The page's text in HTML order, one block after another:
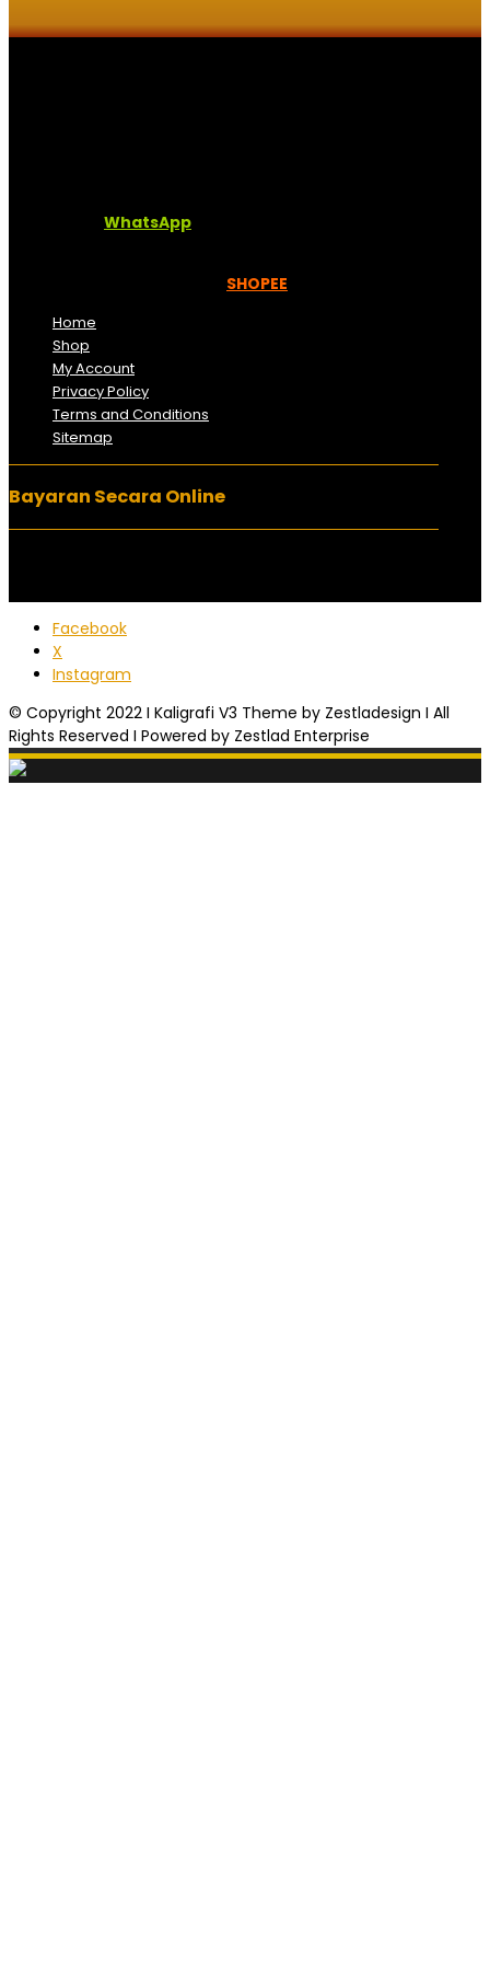
WhatsApp
SHOPEE
Home
Shop
My Account
Privacy Policy
Terms and Conditions
Sitemap
Bayaran Secara Online
Facebook
X
Instagram
© Copyright 2022 I Kaligrafi V3 Theme by Zestladesign I All
Rights Reserved I Powered by Zestlad Enterprise